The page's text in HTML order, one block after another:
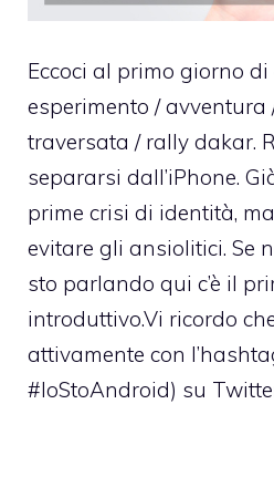
Eccoci al primo giorno
esperimento / avventura
traversata / rally dakar.
separarsi dall’iPhone.
prime crisi di identità,
evitare gli ansiolitici. Se
sto parlando qui c’è il
introduttivo.Vi ricordo
attivamente con
#IoStoAndroid) su